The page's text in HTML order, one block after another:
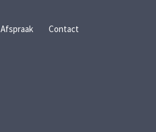
Afspraak Contact